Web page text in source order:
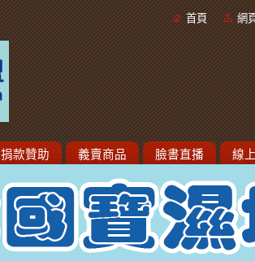
首頁 網
捐款贊助 義賣商品 臉書直播 線